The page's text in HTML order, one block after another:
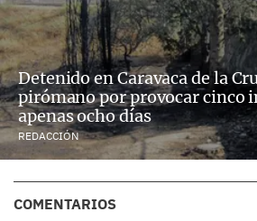
Detenido en Caravaca de la
pirómano por provocar cinco
apenas ocho días
REDACCIÓN
COMENTARIOS